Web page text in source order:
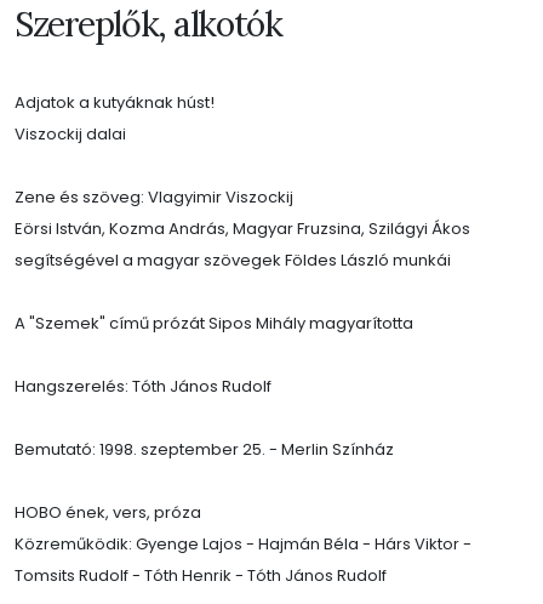
Szereplők, alkotók
Adjatok a kutyáknak húst!
Viszockij dalai
Zene és szöveg: Vlagyimir Viszockij
Eörsi István, Kozma András, Magyar Fruzsina, Szilágyi Ákos
segítségével a magyar szövegek Földes László munkái
A "Szemek" című prózát Sipos Mihály magyarította
Hangszerelés: Tóth János Rudolf
Bemutató: 1998. szeptember 25. - Merlin Színház
HOBO ének, vers, próza
Közreműködik: Gyenge Lajos - Hajmán Béla - Hárs Viktor -
Tomsits Rudolf - Tóth Henrik - Tóth János Rudolf